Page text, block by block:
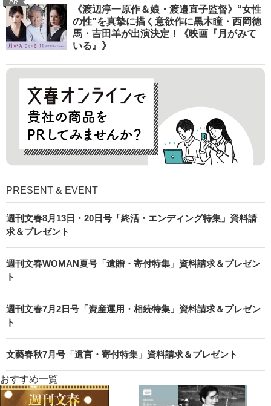
PR
《渡辺淳一原作＆娘・渡邉直子監督》“女性
の性”を真摯に描く意欲作に黒木瞳・西岡德
馬・吉田羊が出演決定！《映画『月がみて
いる』》
PRESENT & EVENT
週刊文春8月13日・20日号「終活・エンディング特集」資料請
求＆プレゼント
週刊文春WOMAN夏号「遺贈・寄付特集」資料請求＆プレゼン
ト
週刊文春7月2日号「資産運用・相続特集」資料請求＆プレゼン
ト
文藝春秋7月号「遺言・寄付特集」資料請求＆プレゼント
おすすめ一覧